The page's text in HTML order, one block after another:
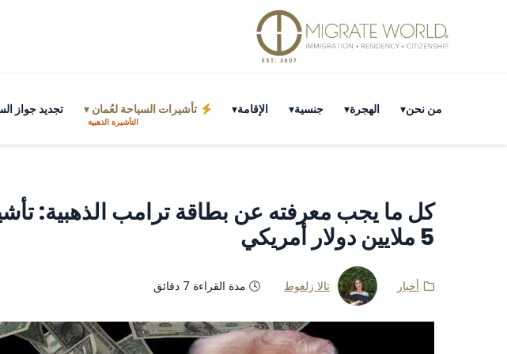
من نحن الهجرة جنسية الإقامة تأشيرات السياحة لعُمان
التأشيرة الذهبية
تجديد جواز
كل ما يجب معرفته عن بطاقة ترامب الذهبية:
5 ملايين دولار أمريكي
أخبار تالا زلغوط 🕓 مدة القراءة 7 دقائق